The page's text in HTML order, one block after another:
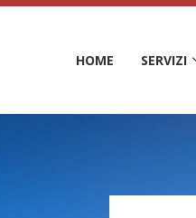
HOME SERVIZI